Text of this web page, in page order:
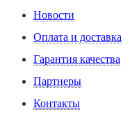
Новости
Оплата и доставка
Гарантия качества
Партнеры
Контакты